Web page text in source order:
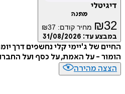
דיגיטלי
מתנה
₪32 מחיר קודם: ₪37
במבצע עד: 31/08/2026
החיים של ג'יימי קלי נחשפים דרך
הומור - על האמת, על כסף ועל
הצצה מהירה